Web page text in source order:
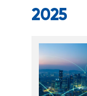
2025